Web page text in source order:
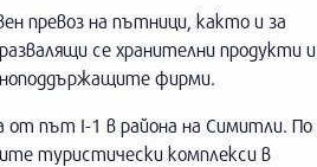
превоз на пътници, както и за
се хранителни продукти и
фирми.
от път I-1 в района на Симитли. По
туристически комплекси в